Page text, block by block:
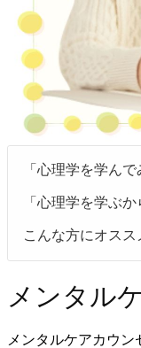
「心理学を学ん
「心理学を学ぶ
こんな方にオスス
メンタル
メンタルケアカウ